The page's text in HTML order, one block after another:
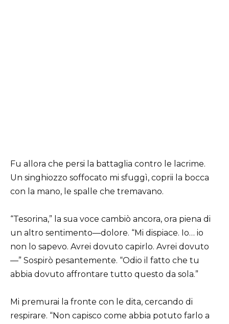
Fu allora che persi la battaglia contro le lacrime.
Un singhiozzo soffocato mi sfuggì, coprii la bocca
con la mano, le spalle che tremavano.
“Tesorina,” la sua voce cambiò ancora, ora piena di
un altro sentimento—dolore. “Mi dispiace. Io… io
non lo sapevo. Avrei dovuto capirlo. Avrei dovuto
—” Sospirò pesantemente. “Odio il fatto che tu
abbia dovuto affrontare tutto questo da sola.”
Mi premurai la fronte con le dita, cercando di
respirare. “Non capisco come abbia potuto farlo a